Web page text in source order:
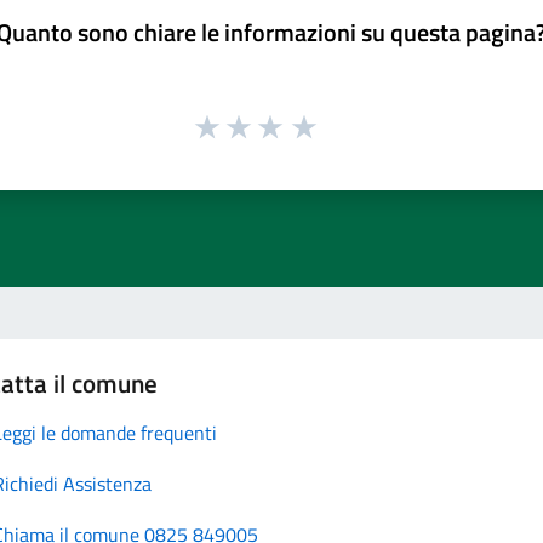
sono chiare le informazioni su questa
il comune
le domande frequenti
Assistenza
il comune 0825 849005